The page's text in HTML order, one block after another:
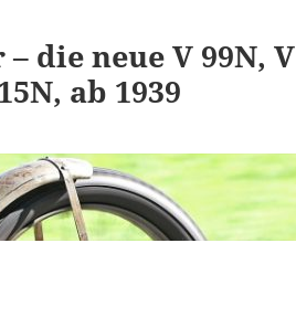
die neue V 99N, V
ab 1939